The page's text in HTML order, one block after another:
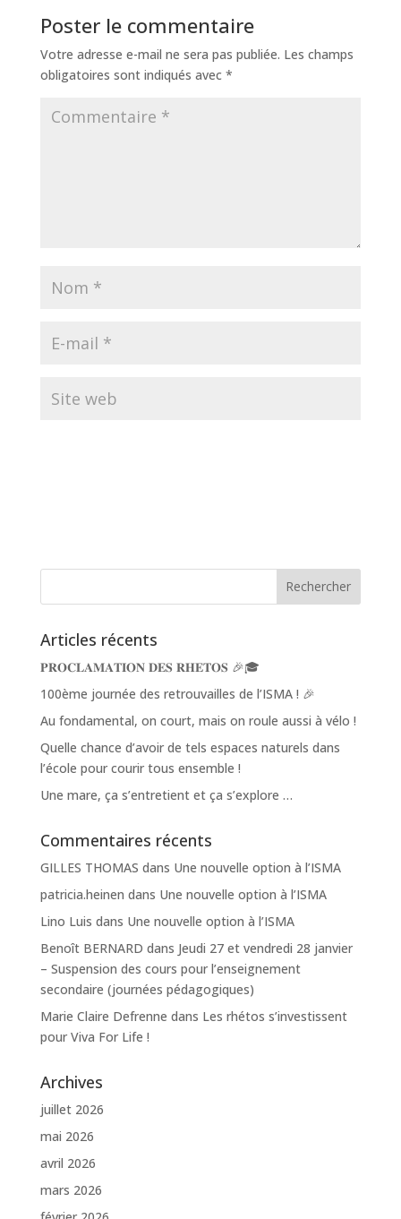
Poster le commentaire
Votre adresse e-mail ne sera pas publiée. Les champs
obligatoires sont indiqués avec *
Articles récents
𝐏𝐑𝐎𝐂𝐋𝐀𝐌𝐀𝐓𝐈𝐎𝐍 𝐃𝐄𝐒 𝐑𝐇𝐄𝐓𝐎𝐒 🎉🎓
100ème journée des retrouvailles de l’ISMA ! 🎉
Au fondamental, on court, mais on roule aussi à vélo !
Quelle chance d’avoir de tels espaces naturels dans
l’école pour courir tous ensemble !
Une mare, ça s’entretient et ça s’explore …
Commentaires récents
GILLES THOMAS dans Une nouvelle option à l’ISMA
patricia.heinen dans Une nouvelle option à l’ISMA
Lino Luis dans Une nouvelle option à l’ISMA
Benoît BERNARD dans Jeudi 27 et vendredi 28 janvier
– Suspension des cours pour l’enseignement
secondaire (journées pédagogiques)
Marie Claire Defrenne dans Les rhétos s’investissent
pour Viva For Life !
Archives
juillet 2026
mai 2026
avril 2026
mars 2026